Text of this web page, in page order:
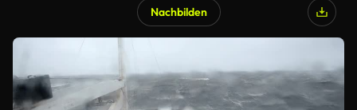
Nachbilden